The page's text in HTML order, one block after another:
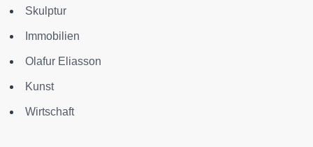
Skulptur
Immobilien
Olafur Eliasson
Kunst
Wirtschaft